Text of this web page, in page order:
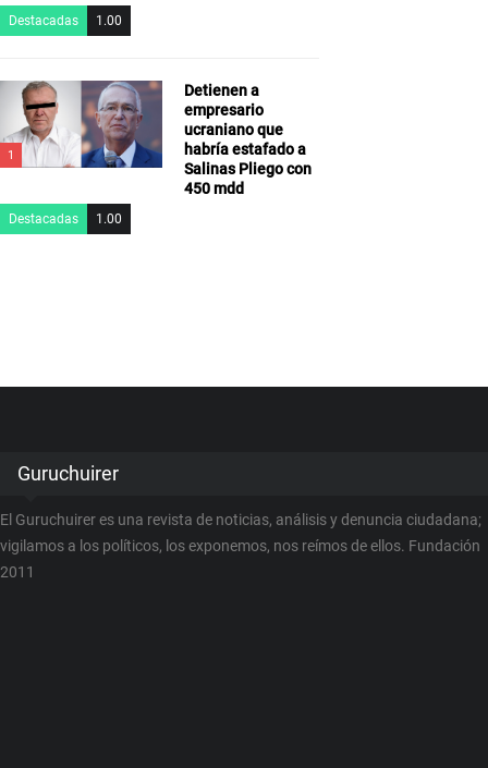
Destacadas 1.00
1
Detienen a
empresario
ucraniano que
habría estafado a
Salinas Pliego con
450 mdd
Destacadas 1.00
Guruchuirer
El Guruchuirer es una revista de noticias, análisis y denuncia ciudadana;
vigilamos a los políticos, los exponemos, nos reímos de ellos. Fundación
2011